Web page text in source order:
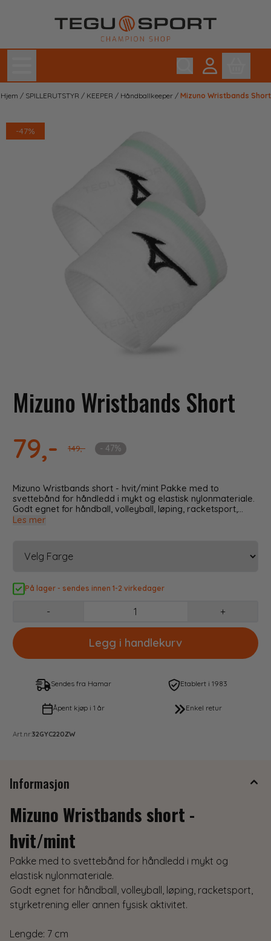
Hopp til innhold
Hjem / SPILLERUTSTYR / KEEPER / Håndballkeeper / Mizuno Wristbands Short
-47%
Mizuno Wristbands Short
79,- 149,- - 47%
Mizuno Wristbands short - hvit/mint Pakke med to
svettebånd for håndledd i mykt og elastisk nylonmateriale.
Godt egnet for håndball, volleyball, løping, racketsport,
styrketrening eller annen fysisk aktivitet. Lengde: 7 cm
Les mer
På lager - sendes innen 1-2 virkedager
- +
Sendes fra Hamar Etablert i 1983
Åpent kjøp i 1 år Enkel retur
Art.nr:32GYC220ZW
Informasjon
Mizuno Wristbands short -
hvit/mint
Pakke med to svettebånd for håndledd i mykt og
elastisk nylonmateriale.
Godt egnet for håndball, volleyball, løping, racketsport,
styrketrening eller annen fysisk aktivitet.
Lengde: 7 cm